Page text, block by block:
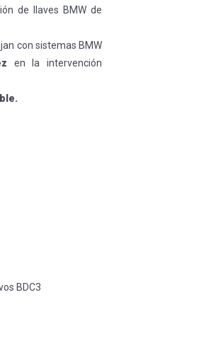
de llaves BMW de
con sistemas BMW
en la intervención
BDC3